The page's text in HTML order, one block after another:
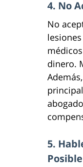
4. No
No
dinero.
5.
Posible